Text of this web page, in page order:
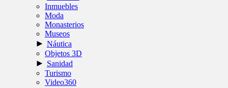
Inmuebles
Moda
Monasterios
Museos
► Náutica
Objetos 3D
► Sanidad
Turismo
Video360